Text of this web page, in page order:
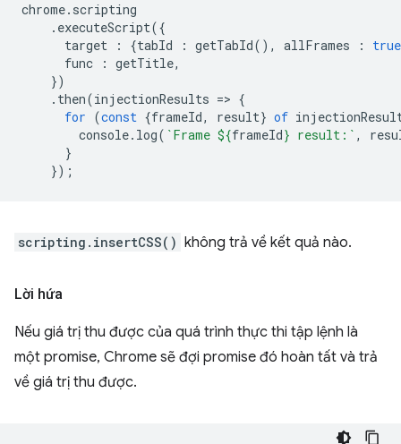
chrome. scripting
. executeScript({
target
: {tabId : getTabId(), allFrames :
true
func
: getTitle,
})
. then(injectionResults => {
for (const {frameId, result} of
console. log( `Frame ${frameId} result:` ,
}
});
scripting.insertCSS() không trả về kết quả nào.
Lời hứa
Nếu giá trị thu được của quá trình thực thi tập lệnh là
một promise, Chrome sẽ đợi promise đó hoàn tất và trả
về giá trị thu được.